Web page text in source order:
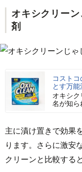
オキシクリー
剤
コスト
とす万
オキシ
名が知ら
主に漬け置きで効果
ります。さらに激安
クリーンと比較する